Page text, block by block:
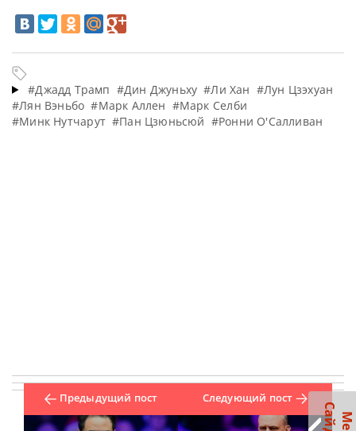
#Джадд Трамп #Дин Джуньху #Ли Хан #Лун Цзэхуан
#Лян Вэньбо #Марк Аллен #Марк Селби
#Минк Нутчарут #Пан Цзюньсюй #Ронни О'Салливан
Предыдущий пост Следующий пост